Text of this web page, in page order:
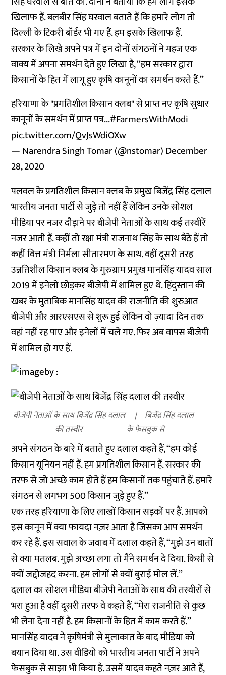
खिलाफ हैं. बलबीर सिंह घरवाल बताते हैं कि हमारे लोग तो
दिल्ली के टिकरी बॉर्डर भी गए हैं. हम इसके खिलाफ हैं.
सरकार के लिखे अपने पत्र में इन दोनों संगठनों ने महज एक
वाक्य में अपना समर्थन देते हुए लिखा है, ‘‘हम सरकार द्वारा
किसानों के हित में लागू हुए कृषि कानूनों का समर्थन करते हैं.’’
हरियाणा के "प्रगतिशील किसान क्लब" से प्राप्त नए कृषि सुधार
कानूनों के समर्थन में प्राप्त पत्र...#FarmersWithModi
pic.twitter.com/QvJsWdiOXw
— Narendra Singh Tomar (@nstomar)December
28, 2020
पलवल के प्रगतिशील किसान क्लब के प्रमुख बिजेंद्र सिंह दलाल
भारतीय जनता पार्टी से जुड़े तो नहीं हैं लेकिन उनके सोशल
मीडिया पर नजर दौड़ाने पर बीजेपी नेताओं के साथ कई तस्वीरें
नजर आती हैं. कहीं तो रक्षा मंत्री राजनाथ सिंह के साथ बैठे हैं तो
कहीं वित्त मंत्री निर्मला सीतारमण के साथ. वहीं दूसरी तरह
उन्नतिशील किसान क्लब के गुरुग्राम प्रमुख मानसिंह यादव साल
2019 में इनेलो छोड़कर बीजेपी में शामिल हुए थे.हिंदुस्तान की
खबर के मुताबिकमानसिंह यादव की राजनीति की शुरुआत
बीजेपी और आरएसएस से शुरू हुई लेकिन वो ज़्यादा दिन तक
वहां नहीं रह पाए और इनेलों में चले गए. फिर अब वापस बीजेपी
में शामिल हो गए हैं.
बीजेपी नेताओं के साथ बिजेंद्र सिंह दलाल
की तस्वीर
बिजेंद्र सिंह दलाल
के फेसबुक से
अपने संगठन के बारे में बताते हुए दलाल कहते हैं, ‘‘हम कोई
किसान यूनियन नहीं हैं. हम प्रगतिशील किसान हैं. सरकार की
तरफ से जो अच्छे काम होते हैं हम किसानों तक पहुंचाते हैं. हमारे
संगठन से लगभग 500 किसान जुड़े हुए हैं.’’
एक तरह हरियाणा के लिए लाखों किसान सड़कों पर हैं. आपको
इस कानून में क्या फायदा नज़र आता है जिसका आप समर्थन
कर रहे हैं. इस सवाल के जवाब में दलाल कहते हैं, ‘‘मुझे उन बातों
से क्या मतलब. मुझे अच्छा लगा तो मैंने समर्थन दे दिया. किसी से
क्यों जद्दोजहद करना. हम लोगों से क्यों बुराई मोल लें.’’
दलाल का सोशल मीडिया बीजेपी नेताओं के साथ की तस्वीरों से
भरा हुआ है वहीं दूसरी तरफ वे कहते हैं, ‘‘मेरा राजनीति से कुछ
भी लेना देना नहीं है. हम किसानों के हित में काम करते हैं.’’
मानसिंह यादव ने कृषिमंत्री से मुलाकात के बाद मीडिया को
बयान दिया था. उस वीडियो को भारतीय जनता पार्टी ने अपने
फेसबुक से साझा भी किया है. उसमें यादव कहते नज़र आते हैं,